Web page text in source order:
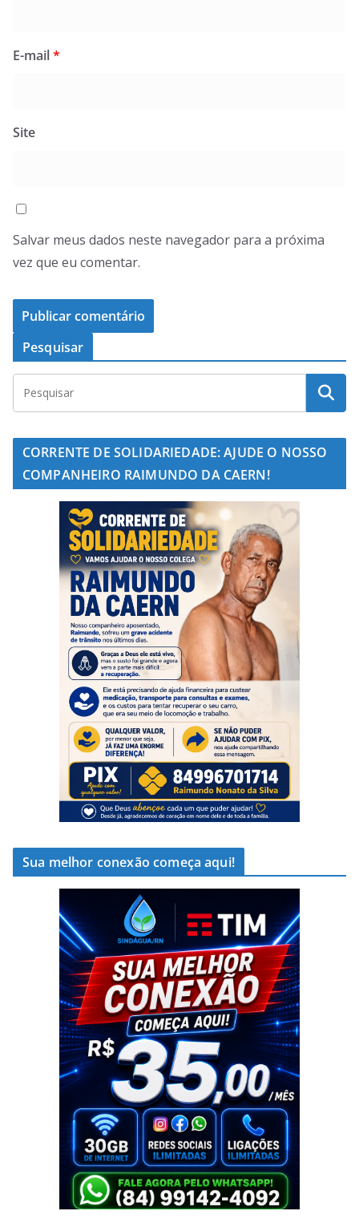
E-mail*
Site
Salvar meus dados neste navegador para a próxima
vez que eu comentar.
Pesquisar
CORRENTE DE SOLIDARIEDADE: AJUDE O NOSSO
COMPANHEIRO RAIMUNDO DA CAERN!
Sua melhor conexão começa aqui!